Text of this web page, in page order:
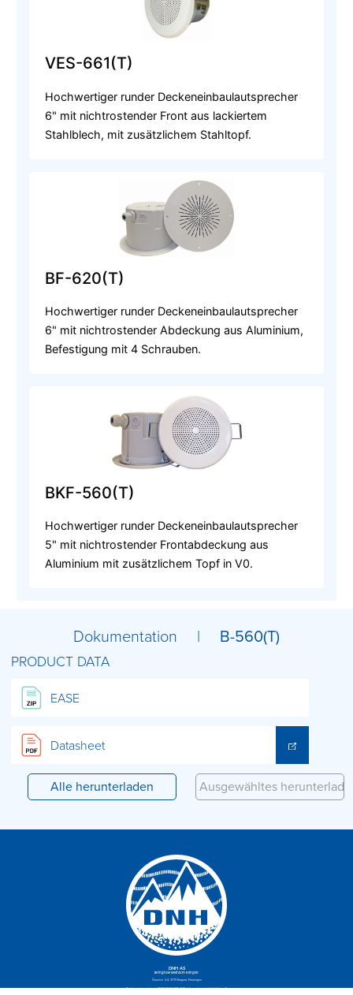
VES-661(T)
Hochwertiger runder Deckeneinbaulautsprecher
6" mit nichtrostender Front aus lackiertem
Stahlblech, mit zusätzlichem Stahltopf.
BF-620(T)
Hochwertiger runder Deckeneinbaulautsprecher
6" mit nichtrostender Abdeckung aus Aluminium,
Befestigung mit 4 Schrauben.
BKF-560(T)
Hochwertiger runder Deckeneinbaulautsprecher
5" mit nichtrostender Frontabdeckung aus
Aluminium mit zusätzlichem Topf in V0.
Dokumentation | B-560(T)
PRODUCT DATA
EASE
Datasheet
DNH AS
Bringt die Welt zum Klingen
Gruvevn. 2-4, 3770 Kragerø, Norwegen
Telefon:+ [encode text=“47 35 98 56 00″]| E-Mail:[encode text=“dnh@dnh.no“]